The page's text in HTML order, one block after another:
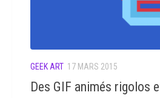
GEEK ART 17 MARS 2015
Des GIF animés rigolos